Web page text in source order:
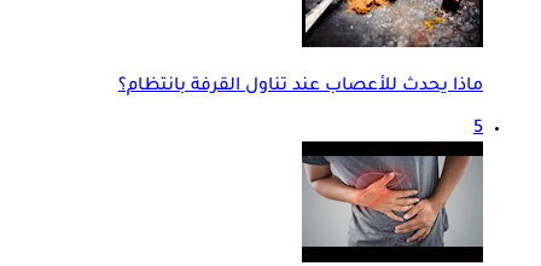
ماذا يحدث للأعصاب عند تناول القرفة بانتظام؟
5